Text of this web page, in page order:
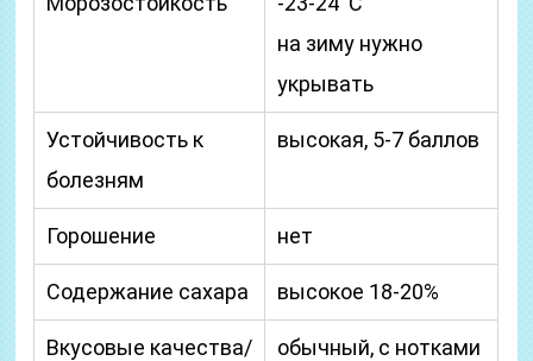
на зиму нужно
укрывать
Устойчивость к
болезням
высокая, 5-7 баллов
Горошение нет
Содержание сахара высокое 18-20%
Вкусовые качества/
обычный, с нотками